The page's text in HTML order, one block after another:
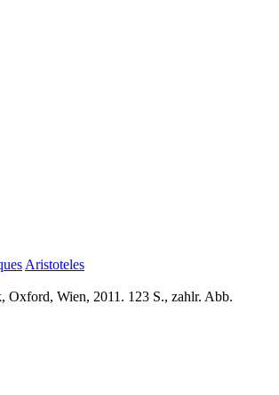
Aristoteles
Wien, 2011. 123 S., zahlr. Abb.